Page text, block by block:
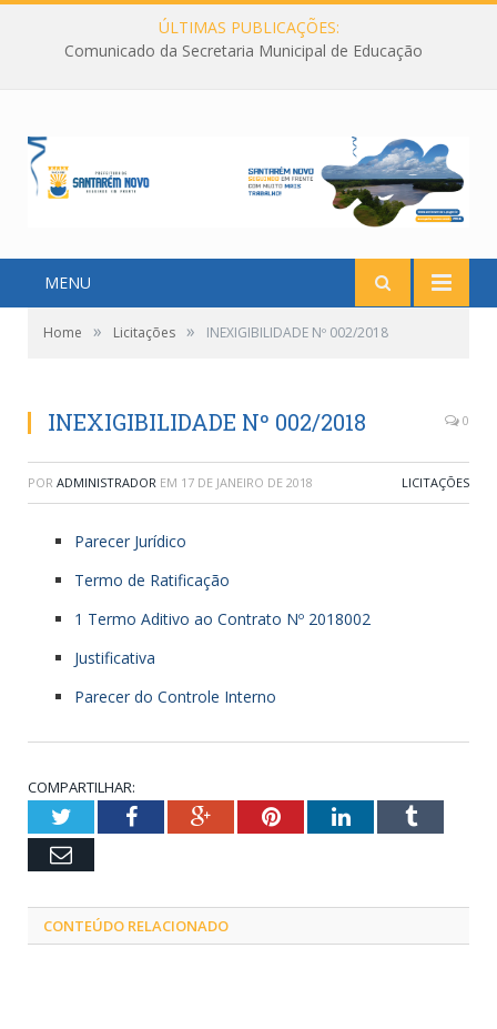
ÚLTIMAS PUBLICAÇÕES:
Comunicado da Secretaria Municipal de Educação
MENU
Home » Licitações » INEXIGIBILIDADE Nº 002/2018
INEXIGIBILIDADE Nº 002/2018 0
POR ADMINISTRADOR EM 17 DE JANEIRO DE 2018 LICITAÇÕES
Parecer Jurídico
Termo de Ratificação
1 Termo Aditivo ao Contrato Nº 2018002
Justificativa
Parecer do Controle Interno
COMPARTILHAR:
TwitterFacebookGoogle+PinterestLinkedInTumblr
Email
CONTEÚDO RELACIONADO